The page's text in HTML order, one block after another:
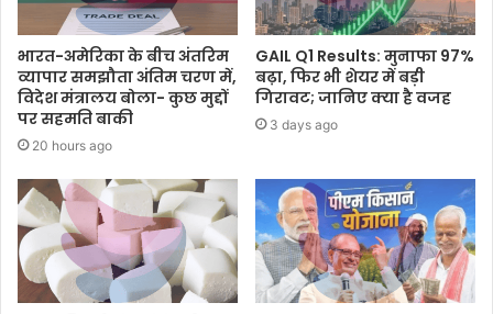
भारत-अमेरिका के बीच अंतरिम
व्यापार समझौता अंतिम चरण में,
विदेश मंत्रालय बोला- कुछ मुद्दों
पर सहमति बाकी
20 hours ago
GAIL Q1 Results: मुनाफा 97%
बढ़ा, फिर भी शेयर में बड़ी
गिरावट; जानिए क्या है वजह
3 days ago